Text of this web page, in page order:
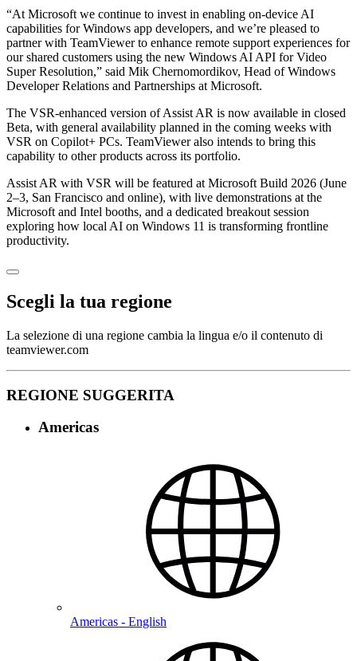
“At Microsoft we continue to invest in enabling on-device AI
capabilities for Windows app developers, and we’re pleased to
partner with TeamViewer to enhance remote support experiences for
our shared customers using the new Windows AI API for Video
Super Resolution,” said Mik Chernomordikov, Head of Windows
Developer Relations and Partnerships at Microsoft.
The VSR-enhanced version of Assist AR is now available in closed
Beta, with general availability planned in the coming weeks with
VSR on Copilot+ PCs. TeamViewer also intends to bring this
capability to other products across its portfolio.
Assist AR with VSR will be featured at Microsoft Build 2026 (June
2–3, San Francisco and online), with live demonstrations at the
Microsoft and Intel booths, and a dedicated breakout session
exploring how local AI on Windows 11 is transforming frontline
productivity.
Scegli la tua regione
La selezione di una regione cambia la lingua e/o il contenuto di
teamviewer.com
REGIONE SUGGERITA
Americas
Americas - English